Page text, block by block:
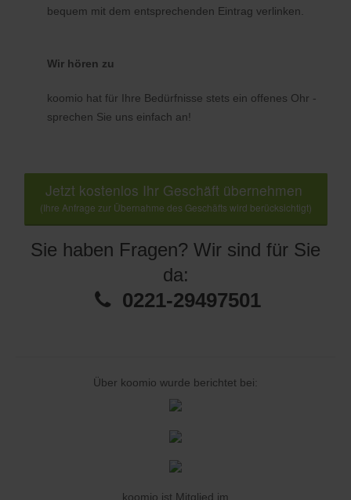
bequem mit dem entsprechenden Eintrag verlinken.
Wir hören zu
koomio hat für Ihre Bedürfnisse stets ein offenes Ohr -
sprechen Sie uns einfach an!
Jetzt kostenlos Ihr Geschäft übernehmen
(Ihre Anfrage zur Übernahme des Geschäfts wird berücksichtigt)
Sie haben Fragen? Wir sind für Sie
da:
0221-29497501
Über koomio wurde berichtet bei:
koomio ist Mitglied im